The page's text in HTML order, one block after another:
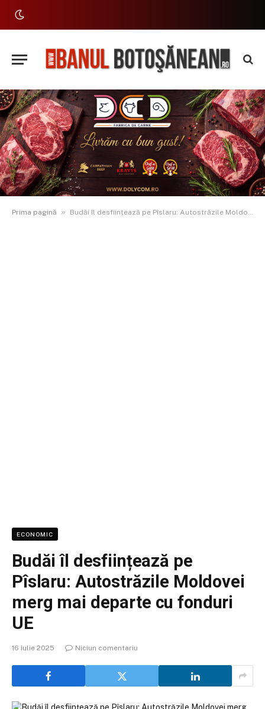
Prima pagină » Budăi îl desființează pe Pîslaru: Autostrăzile Moldovei merg mai departe cu fonduri UE
ECONOMIC
Budăi îl desființează pe
Pîslaru: Autostrăzile Moldovei
merg mai departe cu fonduri
UE
16 iulie 2025 Niciun comentariu